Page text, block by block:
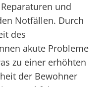
und
Notfällen. Durch
des
akute Probleme
zu einer erhöhten
der Bewohner